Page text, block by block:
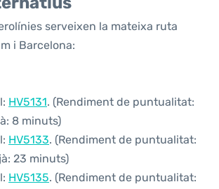
serveixen la mateixa ruta
i Barcelona:
HV5131. (Rendiment de puntualitat:
8 minuts)
HV5133. (Rendiment de puntualitat:
23 minuts)
HV5135. (Rendiment de puntualitat: